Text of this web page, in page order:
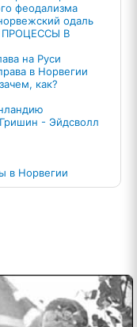
феодализма
одаль
В
на Руси
в Норвегии
как?
- Эйдсволл
в Норвегии